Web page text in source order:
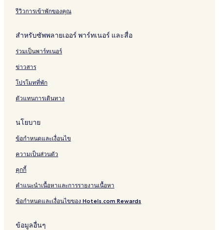
t
u
รีวิวการเข้าพักของคุณ
สำหรับซัพพลายเออร์ พาร์ทเนอร์ และสื่อ
ร่วมเป็นพาร์ทเนอร์
ข่าวสาร
โปรโมทที่พัก
ตัวแทนการเดินทาง
นโยบาย
ข้อกำหนดและเงื่อนไข
ความเป็นส่วนตัว
คุกกี้
คำแนะนำเนื้อหาและการรายงานเนื้อหา
ข้อกำหนดและเงื่อนไขของ Hotels.com Rewards
ข้อมูลอื่นๆ